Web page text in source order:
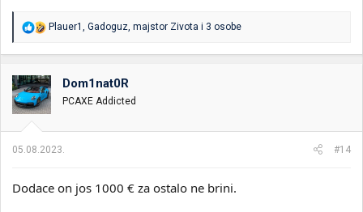
R
o
v
a
n
j
:
Plauer1 Gadoguz majstor Zivota i 3 osobe
Dom1nat0R
PCAXE Addicted
05.08.2023. #14
Dodace on jos 1000 € za ostalo ne brini.